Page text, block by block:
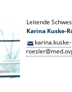
Leitende
Karina Kuske-
karina.kuske-